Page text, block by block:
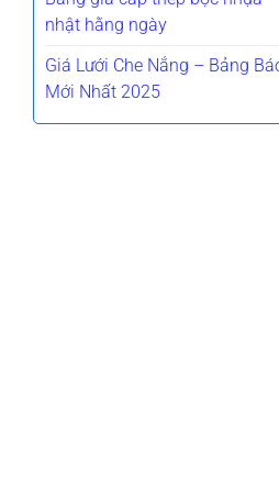
nhật hằng ngày
Giá Lưới Che Nắng – Bảng
Mới Nhất 2025